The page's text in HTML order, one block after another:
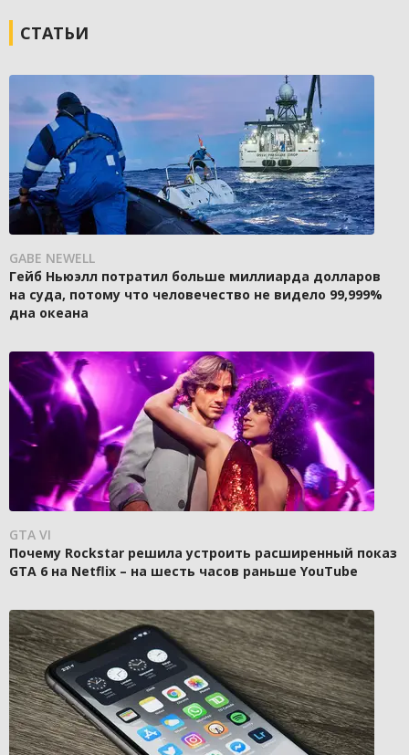
СТАТЬИ
GABE NEWELL
Гейб Ньюэлл потратил больше миллиарда долларов
на суда, потому что человечество не видело 99,999%
дна океана
GTA VI
Почему Rockstar решила устроить расширенный показ
GTA 6 на Netflix – на шесть часов раньше YouTube